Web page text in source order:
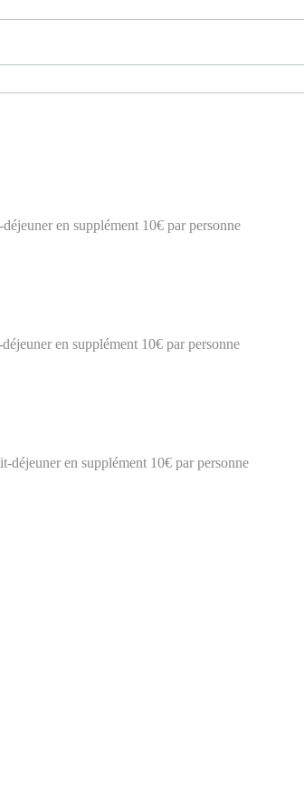
en supplément 10€ par personne
en supplément 10€ par personne
déjeuner en supplément 10€ par personne